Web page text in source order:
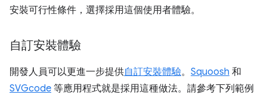
安裝可行性條件，選擇採用這個使用者體驗。
自訂安裝體驗
開發人員可以更進一步提供自訂安裝體驗。 Squoosh 和
SVGcode 等應用程式就是採用這種做法。請參考下列範例